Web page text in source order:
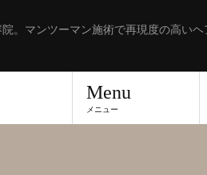
。マンツーマン施術で再現度の高いヘ
Menu
メニュー